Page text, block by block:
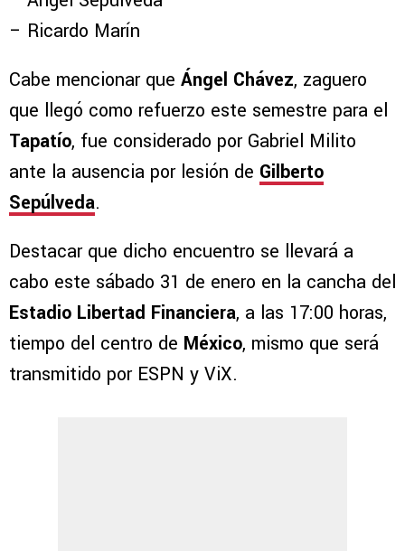
– Ricardo Marín
Cabe mencionar que Ángel Chávez, zaguero
que llegó como refuerzo este semestre para el
Tapatío, fue considerado por Gabriel Milito
ante la ausencia por lesión de Gilberto
Sepúlveda.
Destacar que dicho encuentro se llevará a
cabo este sábado 31 de enero en la cancha del
Estadio Libertad Financiera, a las 17:00 horas,
tiempo del centro de México, mismo que será
transmitido por ESPN y ViX.